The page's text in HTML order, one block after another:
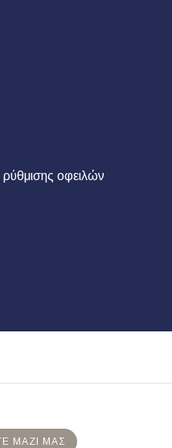
οφειλών
ΜΑΖΊ ΜΑΣ